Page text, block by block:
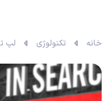
خانه تکنولوژی لپ